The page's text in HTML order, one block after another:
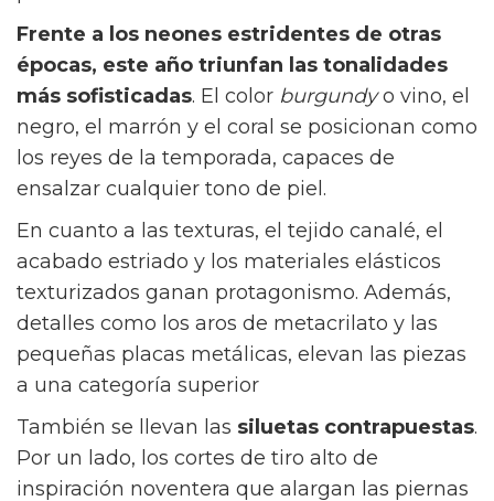
personalidad.
Frente a los neones estridentes de otras
épocas, este año triunfan las tonalidades
más sofisticadas. El color burgundyo vino, el
negro, el marrón y el coral se posicionan como
los reyes de la temporada, capaces de
ensalzar cualquier tono de piel.
En cuanto a las texturas, el tejido canalé, el
acabado estriado y los materiales elásticos
texturizados ganan protagonismo. Además,
detalles como los aros de metacrilato y las
pequeñas placas metálicas, elevan las piezas
a una categoría superior
También se llevan las siluetas contrapuestas
Por un lado, los cortes de tiro alto de